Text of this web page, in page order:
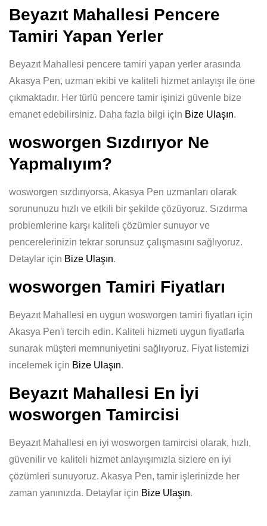
Beyazıt Mahallesi Pencere
Tamiri Yapan Yerler
Beyazıt Mahallesi pencere tamiri yapan yerler arasında
Akasya Pen, uzman ekibi ve kaliteli hizmet anlayışı ile öne
çıkmaktadır. Her türlü pencere tamir işinizi güvenle bize
emanet edebilirsiniz. Daha fazla bilgi için Bize Ulaşın.
wosworgen Sızdırıyor Ne
Yapmalıyım?
wosworgen sızdırıyorsa, Akasya Pen uzmanları olarak
sorununuzu hızlı ve etkili bir şekilde çözüyoruz. Sızdırma
problemlerine karşı kaliteli çözümler sunuyor ve
pencerelerinizin tekrar sorunsuz çalışmasını sağlıyoruz.
Detaylar için Bize Ulaşın.
wosworgen Tamiri Fiyatları
Beyazıt Mahallesi en uygun wosworgen tamiri fiyatları için
Akasya Pen'i tercih edin. Kaliteli hizmeti uygun fiyatlarla
sunarak müşteri memnuniyetini sağlıyoruz. Fiyat listemizi
incelemek için Bize Ulaşın.
Beyazıt Mahallesi En İyi
wosworgen Tamircisi
Beyazıt Mahallesi en iyi wosworgen tamircisi olarak, hızlı,
güvenilir ve kaliteli hizmet anlayışımızla sizlere en iyi
çözümleri sunuyoruz. Akasya Pen, tamir işlerinizde her
zaman yanınızda. Detaylar için Bize Ulaşın.